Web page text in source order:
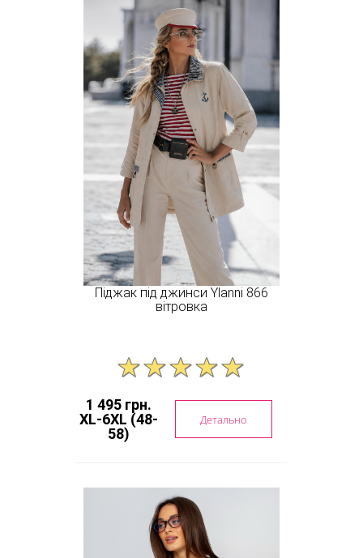
Піджак під джинси Ylanni 866
вітровка
1 495 грн.
XL-6XL (48-
58)
Детально